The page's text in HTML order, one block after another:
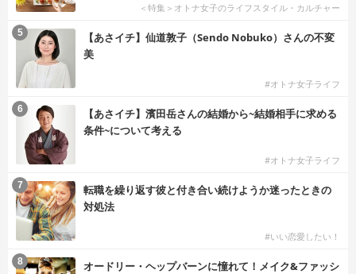
＜特集＞オトナ女子のライフスタイル・カルチャー
【あさイチ】仙道敦子（Sendo Nobuko）さんの不変
美
#オトナ女子ライフ
5
【あさイチ】濱田岳さんの結婚から~結婚相手に求める
条件~について考える
#オトナ女子ライフ
6
転職を繰り返す彼と付き合い続けようか迷ったときの
対処法
#いい恋愛したい！
7
オードリー・ヘップバーンに憧れて！メイク&ファッシ
8